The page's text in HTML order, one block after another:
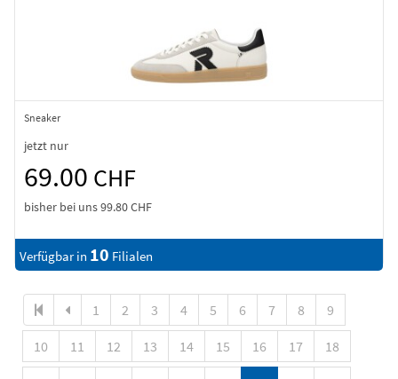
Sneaker
jetzt nur
69.00 CHF
bisher bei uns99.80 CHF
Verfügbar in 10 Filialen
1 2 3 4 5 6 7 8 9
10 11 12 13 14 15 16 17 18